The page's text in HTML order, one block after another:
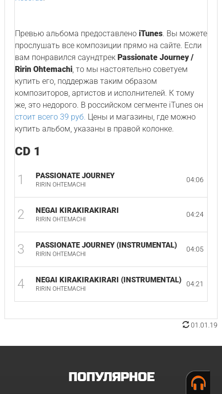
Превью альбома предоставлено iTunes. Вы можете
прослушать все композиции прямо на сайте. Если
вам понравился саундтрек Passionate Journey /
Ririn Ohtemachi, то мы настоятельно советуем
купить его, поддержав таким образом
композиторов, артистов и исполнителей. К тому
же, это недорого. В российском сегменте iTunes он
стоит всего 39 руб. Цены и магазины, где можно
купить альбом, указаны в правой колонке.
CD 1
1 PASSIONATE JOURNEY
RIRIN OHTEMACHI
04:06
2 NEGAI KIRAKIRAKIRARI
RIRIN OHTEMACHI
04:24
3 PASSIONATE JOURNEY (INSTRUMENTAL)
RIRIN OHTEMACHI
04:05
4 NEGAI KIRAKIRAKIRARI (INSTRUMENTAL)
RIRIN OHTEMACHI
04:21
01.01.19
ПОПУЛЯРНОЕ